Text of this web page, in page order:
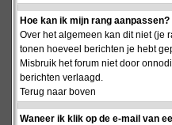
Hoe kan ik mijn rang aanpassen?
Over het algemeen kan dit niet (je
tonen hoeveel berichten je hebt
Misbruik het forum niet door
berichten verlaagd.
Terug naar boven
Waneer ik klik op de e-mail van